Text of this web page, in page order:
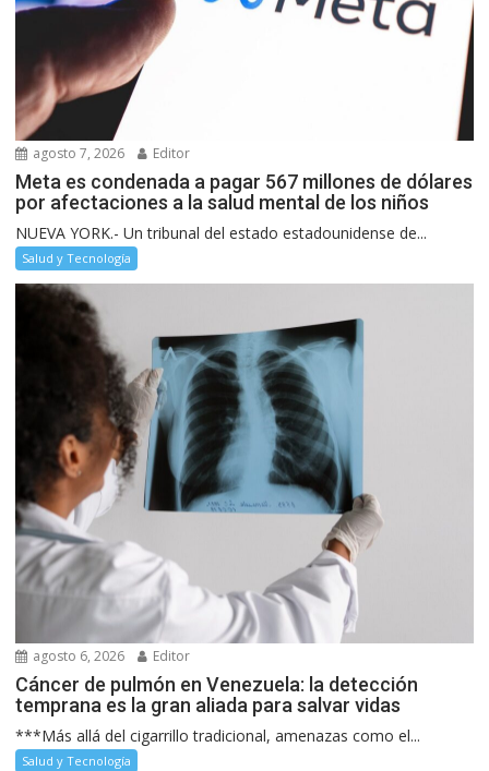
agosto 7, 2026 Editor
Meta es condenada a pagar 567 millones de dólares
por afectaciones a la salud mental de los niños
NUEVA YORK.- Un tribunal del estado estadounidense de...
Salud y Tecnología
agosto 6, 2026 Editor
Cáncer de pulmón en Venezuela: la detección
temprana es la gran aliada para salvar vidas
***Más allá del cigarrillo tradicional, amenazas como el...
Salud y Tecnología